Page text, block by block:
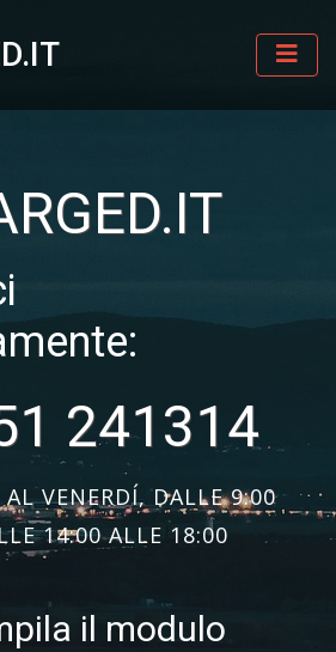
241314
VENERDÍ, DALLE 9:00
14:00 ALLE 18:00
il modulo